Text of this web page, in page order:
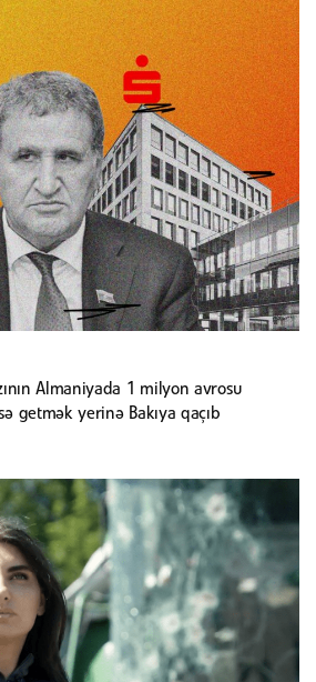
Almaniyada 1 milyon avrosu
getmək yerinə Bakıya qaçıb